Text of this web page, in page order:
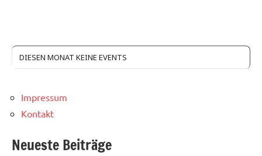
DIESEN MONAT KEINE EVENTS
Impressum
Kontakt
Neueste Beiträge